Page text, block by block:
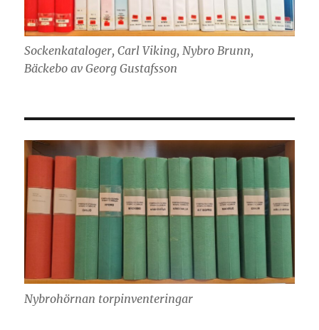
Sockenkataloger, Carl Viking, Nybro Brunn,
Bäckebo av Georg Gustafsson
Nybrohörnan torpinventeringar